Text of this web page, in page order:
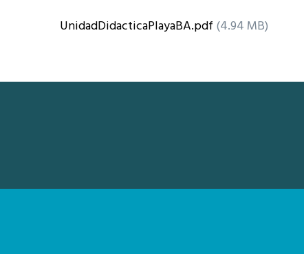
UnidadDidacticaPlayaBA.pdf (4.94 MB)